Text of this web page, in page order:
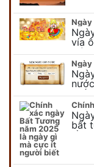
vía
thế
con
bất
về